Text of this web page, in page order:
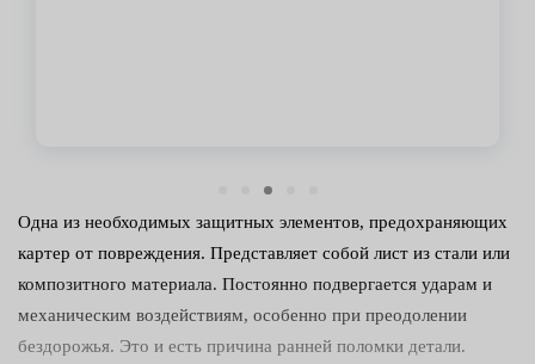
Одна из необходимых защитных элементов, предохраняющих
картер от повреждения. Представляет собой лист из стали или
композитного материала. Постоянно подвергается ударам и
механическим воздействиям, особенно при преодолении
бездорожья. Это и есть причина ранней поломки детали.